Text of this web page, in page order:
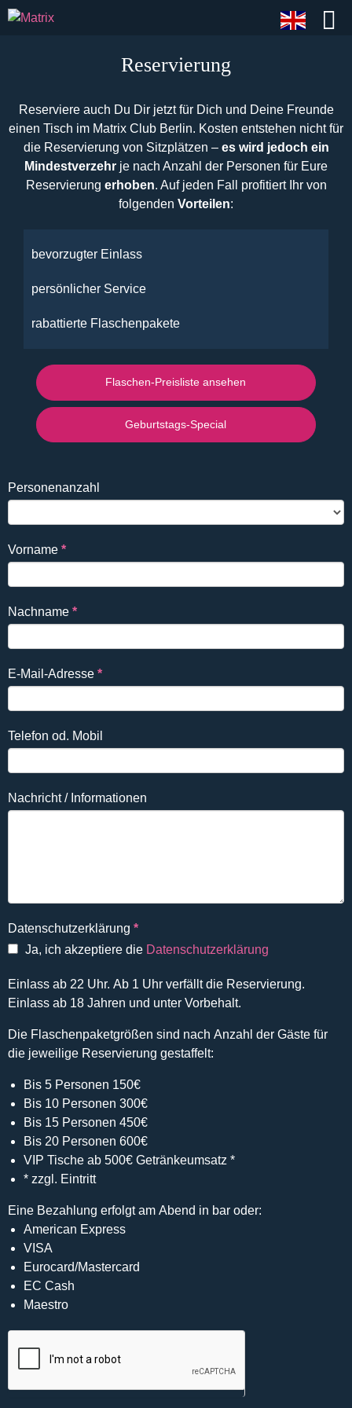
Reservierung
Reserviere auch Du Dir jetzt für Dich und Deine Freunde
einen Tisch im Matrix Club Berlin. Kosten entstehen nicht für
die Reservierung von Sitzplätzen – es wird jedoch ein
Mindestverzehr je nach Anzahl der Personen für Eure
Reservierung erhoben. Auf jeden Fall profitiert Ihr von
folgenden Vorteilen:
bevorzugter Einlass
persönlicher Service
rabattierte Flaschenpakete
Flaschen-Preisliste ansehen
Geburtstags-Special
Reservierung
DE
Falls
Du
ein
Mensch
bist,
Feld
Personenanzahl
Vorname *
Nachname *
E-Mail-Adresse *
Telefon od. Mobil
Nachricht / Informationen
Datenschutzerklärung *
Ja, ich akzeptiere die Datenschutzerklärung
Einlass ab 22 Uhr. Ab 1 Uhr verfällt die Reservierung.
Einlass ab 18 Jahren und unter Vorbehalt.
Die Flaschenpaketgrößen sind nach Anzahl der Gäste für
die jeweilige Reservierung gestaffelt:
Bis 5 Personen 150€
Bis 10 Personen 300€
Bis 15 Personen 450€
Bis 20 Personen 600€
VIP Tische ab 500€ Getränkeumsatz *
* zzgl. Eintritt
Eine Bezahlung erfolgt am Abend in bar oder:
American Express
VISA
Eurocard/Mastercard
EC Cash
Maestro